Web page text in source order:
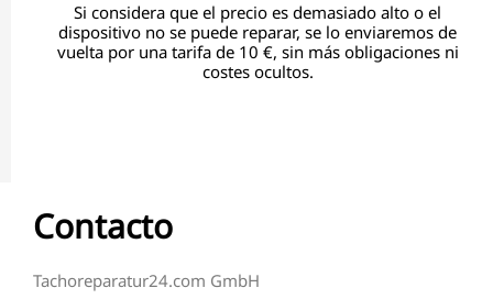
Si considera que el precio es demasiado alto o el
dispositivo no se puede reparar, se lo enviaremos de
vuelta por una tarifa de 10 €, sin más obligaciones ni
costes ocultos.
Contacto
Tachoreparatur24.com GmbH